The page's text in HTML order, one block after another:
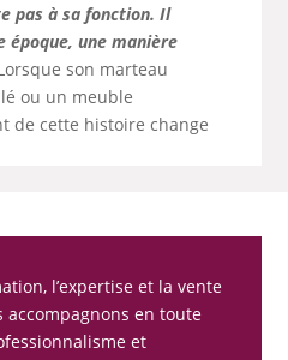
pas à sa fonction. Il
époque, une manière
son marteau
ou un meuble
de cette histoire change
l’expertise et la vente
accompagnons en toute
et